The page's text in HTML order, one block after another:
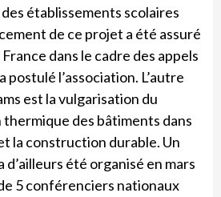
établissements scolaires
de ce projet a été assuré
France dans le cadre des appels
postulé l’association. L’autre
est la vulgarisation du
des bâtiments dans
la construction durable. Un
d’ailleurs été organisé en mars
5 conférenciers nationaux